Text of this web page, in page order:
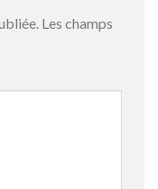
Les champs